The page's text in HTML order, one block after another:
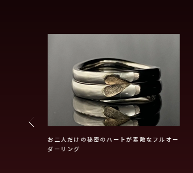
お二人だけの秘密のハートが素敵なフルオー
ダーリング